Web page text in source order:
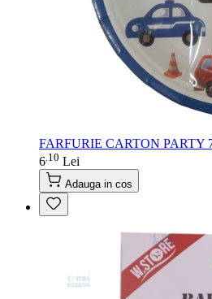
FARFURIE CARTON PARTY
6 10 Lei
Adauga in cos